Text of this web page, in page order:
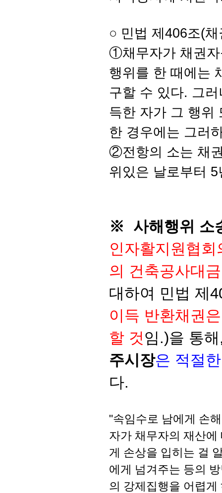
○ 민법 제406조(
①채무자가 채권자
행위를 한 때에는
구할 수 있다. 그
득한 자가 그 행위
한 경우에는 그러
②전항의 소는 채
위있은 날로부터
※ 사해행위 소
인자활지원협
의 건축공사대
대하여 민법 제
이득 반환채권
할 것임.)을 통
주시장은 적절
다.
"속임수로 남에게 손
자가 채무자의 재산
게 손상을 입히는 걸
에게 넘겨주는 등의
의 강제집행을 어렵